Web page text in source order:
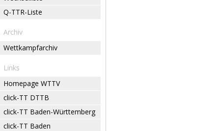
Q-TTR-Liste
Archiv
Wettkampfarchiv
Links
Homepage WTTV
click-TT DTTB
click-TT Baden-Württemberg
click-TT Baden